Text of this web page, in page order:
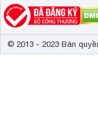
© 2013 - 2023 Bản